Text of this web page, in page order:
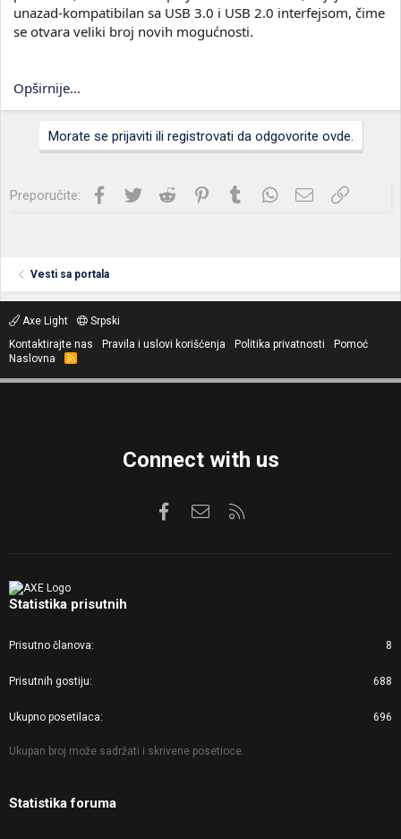
unazad-kompatibilan sa USB 3.0 i USB 2.0 interfejsom, čime
se otvara veliki broj novih mogućnosti.
Opširnije...
Morate se prijaviti ili registrovati da odgovorite ovde.
Preporučite: Facebook
Twitter Reddit PinterestTumblrWhatsApp
Imejl Link
Vesti sa portala
Axe Light
Srpski
Kontaktirajte nas
Pravila i uslovi korišćenja Politika privatnosti
Pomoć
Naslovna
R
S
Connect with us
FacebookKontaktirajte nas
Statistika prisutnih
Prisutno članova 8
Prisutnih gostiju 688
Ukupno posetilaca 696
Ukupan broj može sadržati i skrivene posetioce.
Statistika foruma